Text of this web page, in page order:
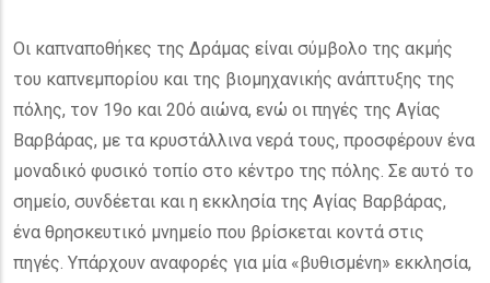
Οι καπναποθήκες της Δράμας είναι σύμβολο της ακμής
του καπνεμπορίου και της βιομηχανικής ανάπτυξης της
πόλης, τον 19ο και 20ό αιώνα, ενώ οι πηγές της Αγίας
Βαρβάρας, με τα κρυστάλλινα νερά τους, προσφέρουν ένα
μοναδικό φυσικό τοπίο στο κέντρο της πόλης. Σε αυτό το
σημείο, συνδέεται και η εκκλησία της Αγίας Βαρβάρας,
ένα θρησκευτικό μνημείο που βρίσκεται κοντά στις
πηγές. Υπάρχουν αναφορές για μία «βυθισμένη» εκκλησία,